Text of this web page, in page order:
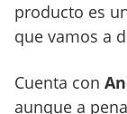
producto es
que vamos a
Cuenta con
aunque a